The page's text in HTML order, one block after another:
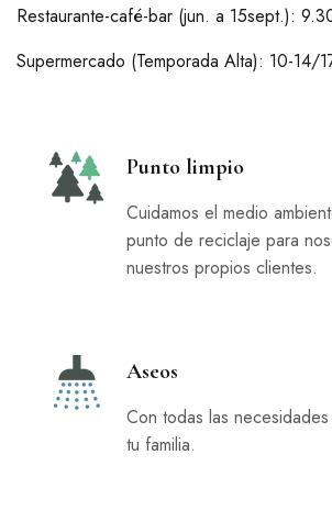
Restaurante-café-bar (jun. a 15sept.):
Supermercado (Temporada Alta): 10-14/
Punto limpio
Cuidamos el medio
punto de reciclaje para
nuestros propios clientes.
Aseos
Con todas las
tu familia.